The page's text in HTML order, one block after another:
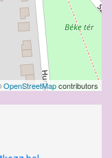
OpenStreetMapcontributors